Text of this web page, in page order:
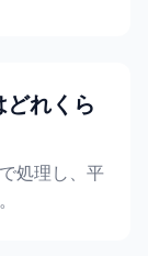
れくら
処理し、平